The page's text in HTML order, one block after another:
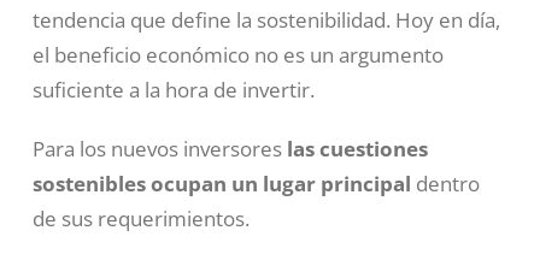
tendencia que define la sostenibilidad. Hoy en día,
el beneficio económico no es un argumento
suficiente a la hora de invertir.
Para los nuevos inversores las cuestiones
sostenibles ocupan un lugar principal dentro
de sus requerimientos.